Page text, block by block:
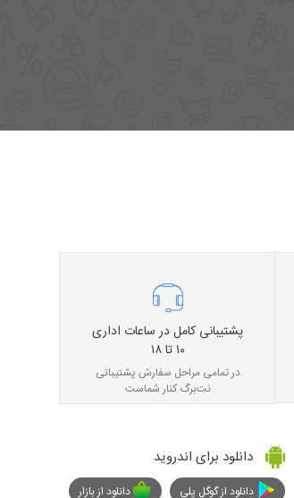
پشتیبانی کامل در ساعات اداری
۱۰ تا ۱۸
در تمامی مراحل سفارش پشتیبانی
نت‌برگ کنار شماست
دانلود برای اندروید
دانلود از گوگل پلی
دانلود از بازار